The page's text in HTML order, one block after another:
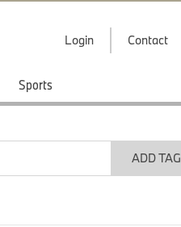
Login Contact
Sports
ADD TAG